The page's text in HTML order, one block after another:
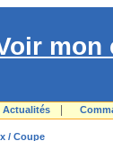
mon
Actualités
/ Coupe